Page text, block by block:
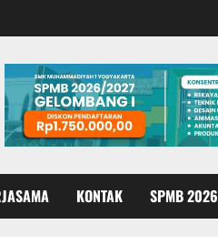
KONTAK SPMB 2026